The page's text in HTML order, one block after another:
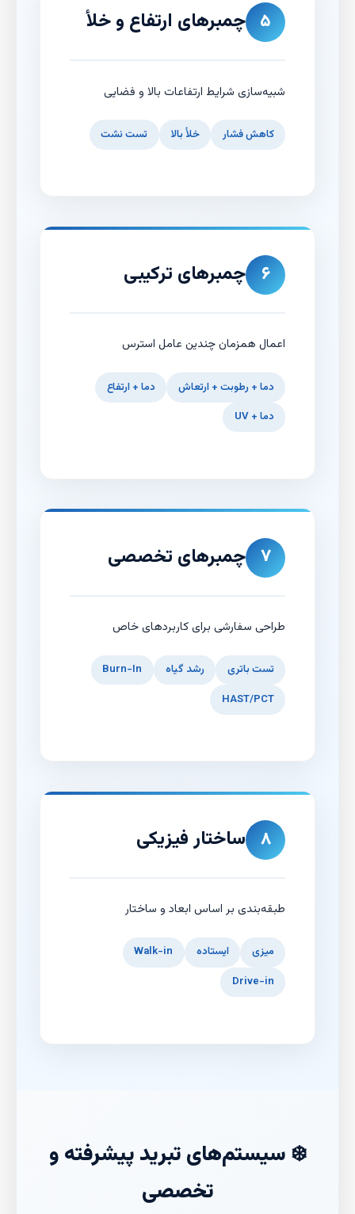
۵ چمبرهای ارتفاع و خلأ
شبیه‌سازی شرایط ارتفاعات بالا و فضایی
کاهش فشار خلأ بالا تست نشت
۶ چمبرهای ترکیبی
اعمال همزمان چندین عامل استرس
دما + رطوبت + ارتعاش
دما + ارتفاع
دما + UV
۷ چمبرهای تخصصی
طراحی سفارشی برای کاربردهای خاص
تست باتری رشد گیاه
Burn-In
HAST/PCT
۸ ساختار فیزیکی
طبقه‌بندی بر اساس ابعاد و ساختار
میزی ایستاده
Walk-in
Drive-in
❄️ سیستم‌های تبرید پیشرفته و
تخصصی